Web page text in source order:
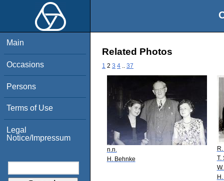
Main
Occasions
Persons
Terms of Use
Legal
Notice/Impressum
Related Photos
1 2 3 4 37
n.n.
H. Behnke
T.